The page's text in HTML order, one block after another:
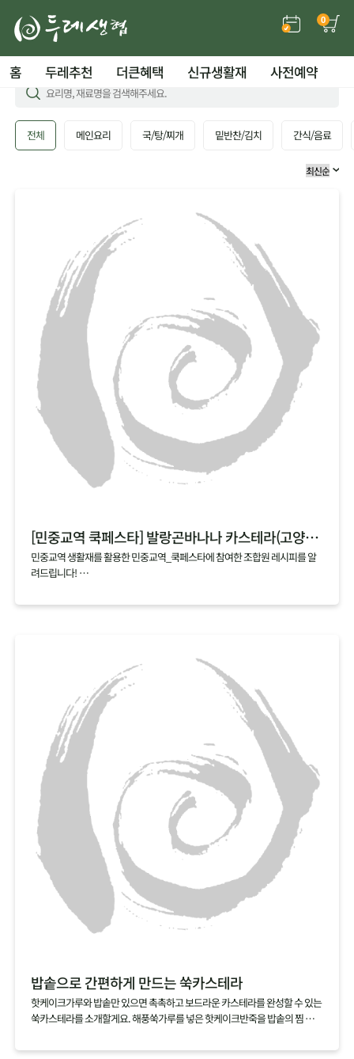
0
홈 두레추천 더큰혜택 신규생활재 사전예약
전체 메인요리 국/탕/찌개 밑반찬/김치 간식/음료
[민중교역 쿡페스타] 발랑곤바나나 카스테라(고양파주)
민중교역 생활재를 활용한 민중교역_쿡페스타에 참여한 조합원 레시피를 알
려드립니다!
넘 부드럽고 사랑스럽게 넘어가요!
어린이, 노인, 환자분들도 좋아할 것 같아요.
와~ 너무 부드럽고 달콤한 맛이에요^^
친구야~ 같이 먹자!
베이킹을 했는데도 바나나의 신선한 맛이 그대로여서 좋아요
넘넘 건강한 맛! 단맛이 강하지 않아 좋아요!
밥솥으로 간편하게 만드는 쑥카스테라
핫케이크가루와 밥솥만 있으면 촉촉하고 보드라운 카스테라를 완성할 수 있는
쑥카스테라를 소개할게요. 해풍쑥가루를 넣은 핫케이크반죽을 밥솥의 찜 기능
아주는 건 물론, 쑥을 잘 먹지 않는 아이들에게 쑥을 맛볼 수 있게 할 수 있으니